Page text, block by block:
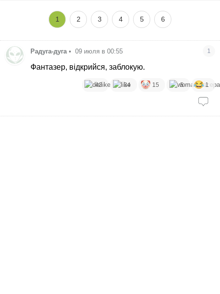
1 2 3 4 5 6
Радуга-дуга • 09 июля в 00:55 1
Фантазер, відкрийся, заблокую.
43 34 15 5 1